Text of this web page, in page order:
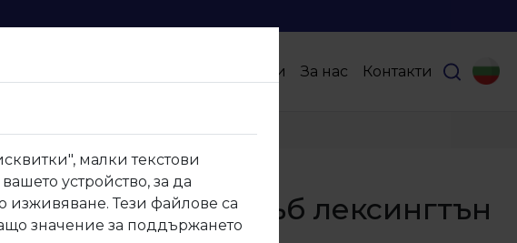
Партньори За нас Контакти
малки текстови
устройство, за да
изживяване. Тези файлове са
значение за поддържането
461 Кант ПВЦ Дъб лексингтън